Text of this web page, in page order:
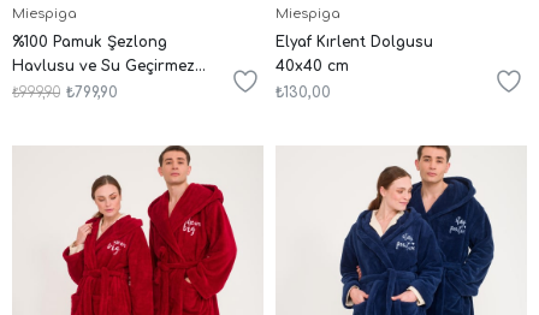
Miespiga
%100 Pamuk Şezlong
Havlusu ve Su Geçirmez
Islak Kuru Mayo Çantası
₺799,90
₺999,90
Miespiga
Elyaf Kırlent Dolgusu
40x40 cm
₺130,00